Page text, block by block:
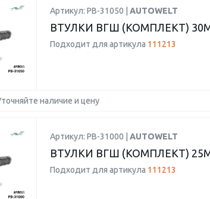
Артикул: PB-31050 | AUTOWELT
ВТУЛКИ ВГШ (КОМПЛЕКТ)
Подходит для артикула 111213
наличие и цену
Артикул: PB-31000 | AUTOWELT
ВТУЛКИ ВГШ (КОМПЛЕКТ)
Подходит для артикула 111213